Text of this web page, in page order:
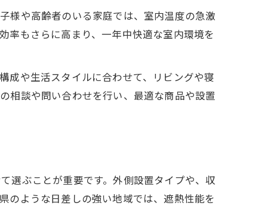
様や高齢者のいる家庭では、室内温度の急激
率もさらに高まり、一年中快適な室内環境を
成や生活スタイルに合わせて、リビングや寝
相談や問い合わせを行い、最適な商品や設置
選ぶことが重要です。外側設置タイプや、収
のような日差しの強い地域では、遮熱性能を